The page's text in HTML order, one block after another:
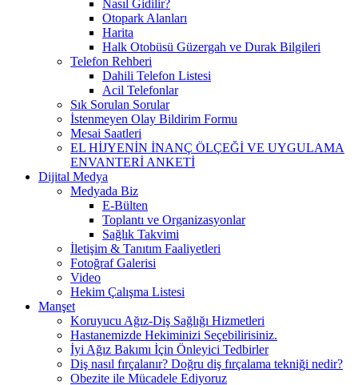
Nasıl Gidilir?
Otopark Alanları
Harita
Halk Otobüsü Güzergah ve Durak Bilgileri
Telefon Rehberi
Dahili Telefon Listesi
Acil Telefonlar
Sık Sorulan Sorular
İstenmeyen Olay Bildirim Formu
Mesai Saatleri
EL HİJYENİN İNANÇ ÖLÇEĞİ VE UYGULAMA
ENVANTERİ ANKETİ
Dijital Medya
Medyada Biz
E-Bülten
Toplantı ve Organizasyonlar
Sağlık Takvimi
İletişim & Tanıtım Faaliyetleri
Fotoğraf Galerisi
Video
Hekim Çalışma Listesi
Manşet
Koruyucu Ağız-Diş Sağlığı Hizmetleri
Hastanemizde Hekiminizi Seçebilirisiniz.
İyi Ağız Bakımı İçin Önleyici Tedbirler
Diş nasıl fırçalanır? Doğru diş fırçalama tekniği nedir?
Obezite ile Mücadele Ediyoruz